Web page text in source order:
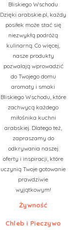
Bliskiego Wschodu
Dzięki arabskie.pl, każdy
posiłek może stać się
niezwykłą podróżą
kulinarną. Co więcej,
nasze produkty
pozwalają wprowadzić
do Twojego domu
aromaty i smaki
Bliskiego Wschodu, które
zachwycą każdego
miłośnika kuchni
arabskiej. Dlatego też,
zapraszamy do
odkrywania naszej
oferty i inspiracji, które
uczynią Twoje gotowanie
prawdziwie
wyjątkowym!
Żywność
Chleb i Pieczywo